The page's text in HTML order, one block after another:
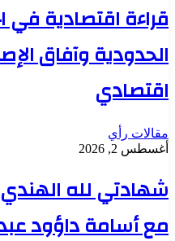
قراءة اقتصادية في
الحدودية وآفاق
اقتصادي
مقالات رأي
أغسطس 2, 2026
شهادتي لله الهندي
مع أسامة داؤود